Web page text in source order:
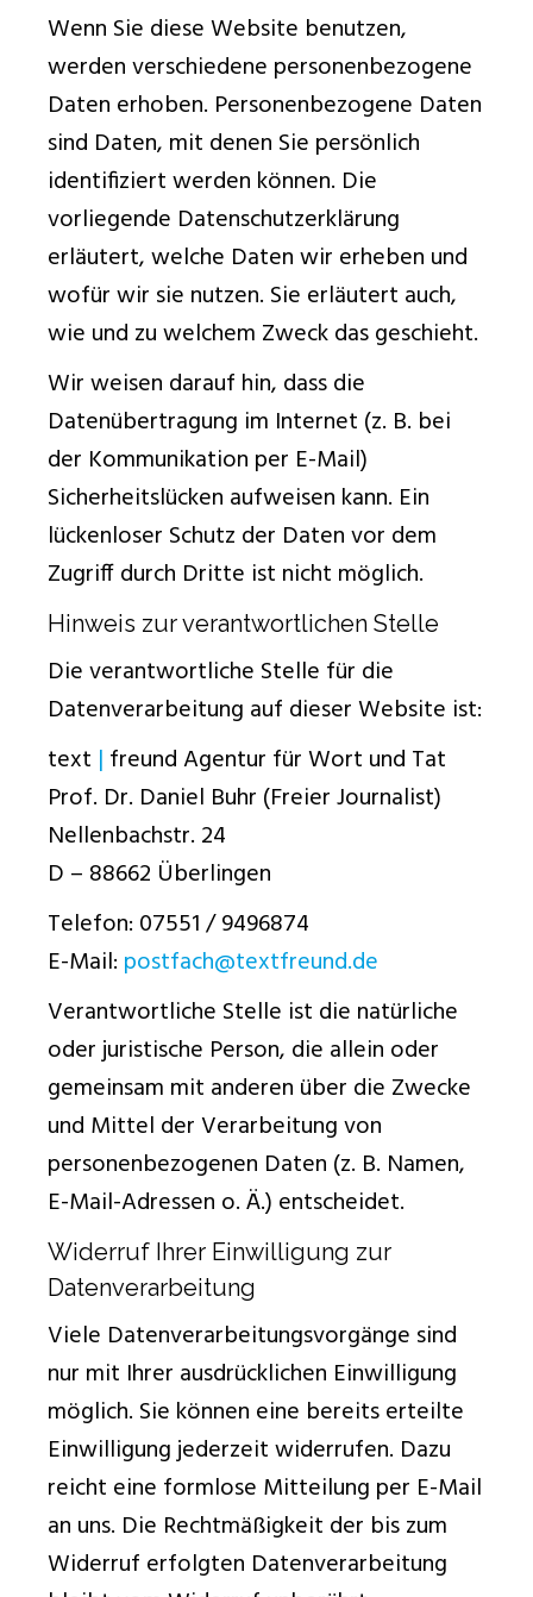
Wenn Sie diese Website benutzen,
werden verschiedene personenbezogene
Daten erhoben. Personenbezogene Daten
sind Daten, mit denen Sie persönlich
identifiziert werden können. Die
vorliegende Datenschutzerklärung
erläutert, welche Daten wir erheben und
wofür wir sie nutzen. Sie erläutert auch,
wie und zu welchem Zweck das geschieht.
Wir weisen darauf hin, dass die
Datenübertragung im Internet (z. B. bei
der Kommunikation per E-Mail)
Sicherheitslücken aufweisen kann. Ein
lückenloser Schutz der Daten vor dem
Zugriff durch Dritte ist nicht möglich.
Hinweis zur verantwortlichen Stelle
Die verantwortliche Stelle für die
Datenverarbeitung auf dieser Website ist:
text | freund Agentur für Wort und Tat
Prof. Dr. Daniel Buhr (Freier Journalist)
Nellenbachstr. 24
D – 88662 Überlingen
Telefon: 07551 / 9496874
E-Mail: postfach@textfreund.de
Verantwortliche Stelle ist die natürliche
oder juristische Person, die allein oder
gemeinsam mit anderen über die Zwecke
und Mittel der Verarbeitung von
personenbezogenen Daten (z. B. Namen,
E-Mail-Adressen o. Ä.) entscheidet.
Widerruf Ihrer Einwilligung zur
Datenverarbeitung
Viele Datenverarbeitungsvorgänge sind
nur mit Ihrer ausdrücklichen Einwilligung
möglich. Sie können eine bereits erteilte
Einwilligung jederzeit widerrufen. Dazu
reicht eine formlose Mitteilung per E-Mail
an uns. Die Rechtmäßigkeit der bis zum
Widerruf erfolgten Datenverarbeitung